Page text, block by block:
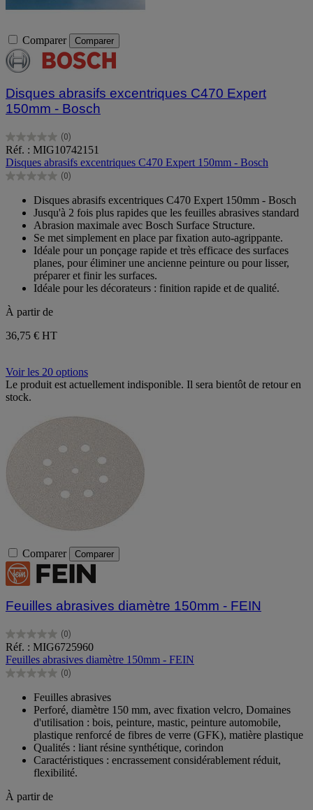
Comparer Comparer
Disques abrasifs excentriques C470 Expert
150mm - Bosch
(0)
0.0
sur
5
étoiles.
Réf. : MIG10742151
Disques abrasifs excentriques C470 Expert 150mm - Bosch
(0)
0.0
étoiles.
Disques abrasifs excentriques C470 Expert 150mm - Bosch
Jusqu'à 2 fois plus rapides que les feuilles abrasives standard
Abrasion maximale avec Bosch Surface Structure.
Se met simplement en place par fixation auto-agrippante.
Idéale pour un ponçage rapide et très efficace des surfaces
planes, pour éliminer une ancienne peinture ou pour lisser,
préparer et finir les surfaces.
Idéale pour les décorateurs : finition rapide et de qualité.
À partir de
36,75 € HT
Voir les 20 options
Le produit est actuellement indisponible. Il sera bientôt de retour en
stock.
Comparer Comparer
Feuilles abrasives diamètre 150mm - FEIN
(0)
0.0
sur
5
étoiles.
Réf. : MIG6725960
Feuilles abrasives diamètre 150mm - FEIN
(0)
0.0
étoiles.
Feuilles abrasives
Perforé, diamètre 150 mm, avec fixation velcro, Domaines
d'utilisation : bois, peinture, mastic, peinture automobile,
plastique renforcé de fibres de verre (GFK), matière plastique
Qualités : liant résine synthétique, corindon
Caractéristiques : encrassement considérablement réduit,
flexibilité.
À partir de